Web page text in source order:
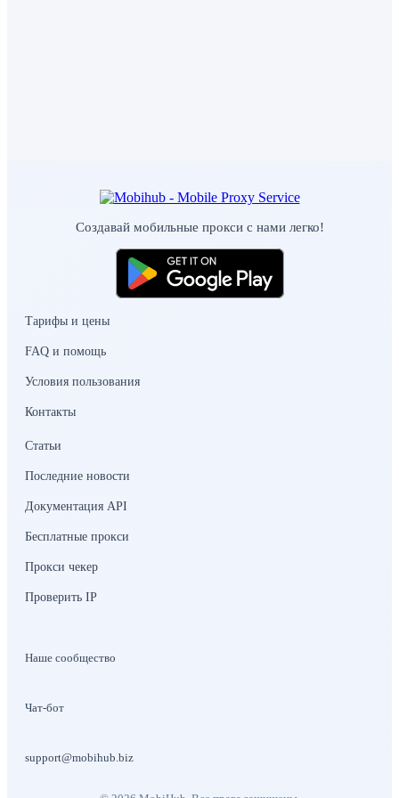
Создавай мобильные прокси с нами легко!
Тарифы и цены
FAQ и помощь
Условия пользования
Контакты
Статьи
Последние новости
Документация API
Бесплатные прокси
Прокси чекер
Проверить IP
Наше сообщество
Чат-бот
support@mobihub.biz